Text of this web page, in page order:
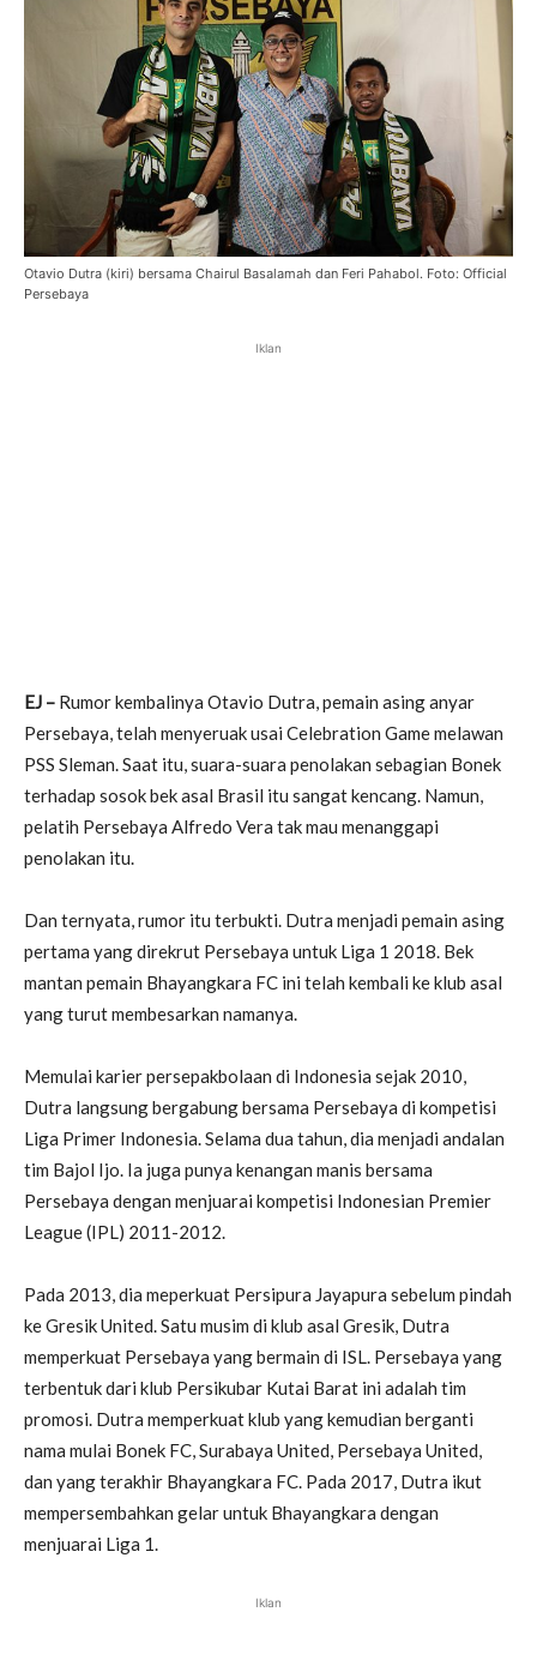
Otavio Dutra (kiri) bersama Chairul Basalamah dan Feri Pahabol. Foto: Official
Persebaya
Iklan
EJ – Rumor kembalinya Otavio Dutra, pemain asing anyar
Persebaya, telah menyeruak usai Celebration Game melawan
PSS Sleman. Saat itu, suara-suara penolakan sebagian Bonek
terhadap sosok bek asal Brasil itu sangat kencang. Namun,
pelatih Persebaya Alfredo Vera tak mau menanggapi
penolakan itu.
Dan ternyata, rumor itu terbukti. Dutra menjadi pemain asing
pertama yang direkrut Persebaya untuk Liga 1 2018. Bek
mantan pemain Bhayangkara FC ini telah kembali ke klub asal
yang turut membesarkan namanya.
Memulai karier persepakbolaan di Indonesia sejak 2010,
Dutra langsung bergabung bersama Persebaya di kompetisi
Liga Primer Indonesia. Selama dua tahun, dia menjadi andalan
tim Bajol Ijo. Ia juga punya kenangan manis bersama
Persebaya dengan menjuarai kompetisi Indonesian Premier
League (IPL) 2011-2012.
Pada 2013, dia meperkuat Persipura Jayapura sebelum pindah
ke Gresik United. Satu musim di klub asal Gresik, Dutra
memperkuat Persebaya yang bermain di ISL. Persebaya yang
terbentuk dari klub Persikubar Kutai Barat ini adalah tim
promosi. Dutra memperkuat klub yang kemudian berganti
nama mulai Bonek FC, Surabaya United, Persebaya United,
dan yang terakhir Bhayangkara FC. Pada 2017, Dutra ikut
mempersembahkan gelar untuk Bhayangkara dengan
menjuarai Liga 1.
Iklan